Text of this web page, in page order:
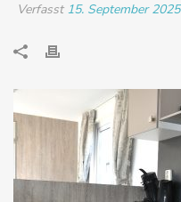
Verfasst 15. September 2025